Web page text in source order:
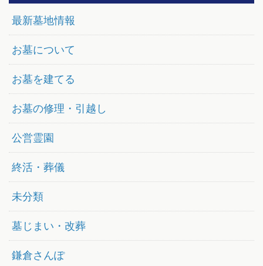
最新墓地情報
お墓について
お墓を建てる
お墓の修理・引越し
公営霊園
終活・葬儀
未分類
墓じまい・改葬
鎌倉さんぽ